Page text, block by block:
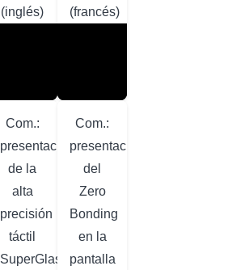
(inglés)
(francés)
Com.:
presentación
de la
alta
precisión
táctil
SuperGlass
Com.:
presentación
del
Zero
Bonding
en la
pantalla